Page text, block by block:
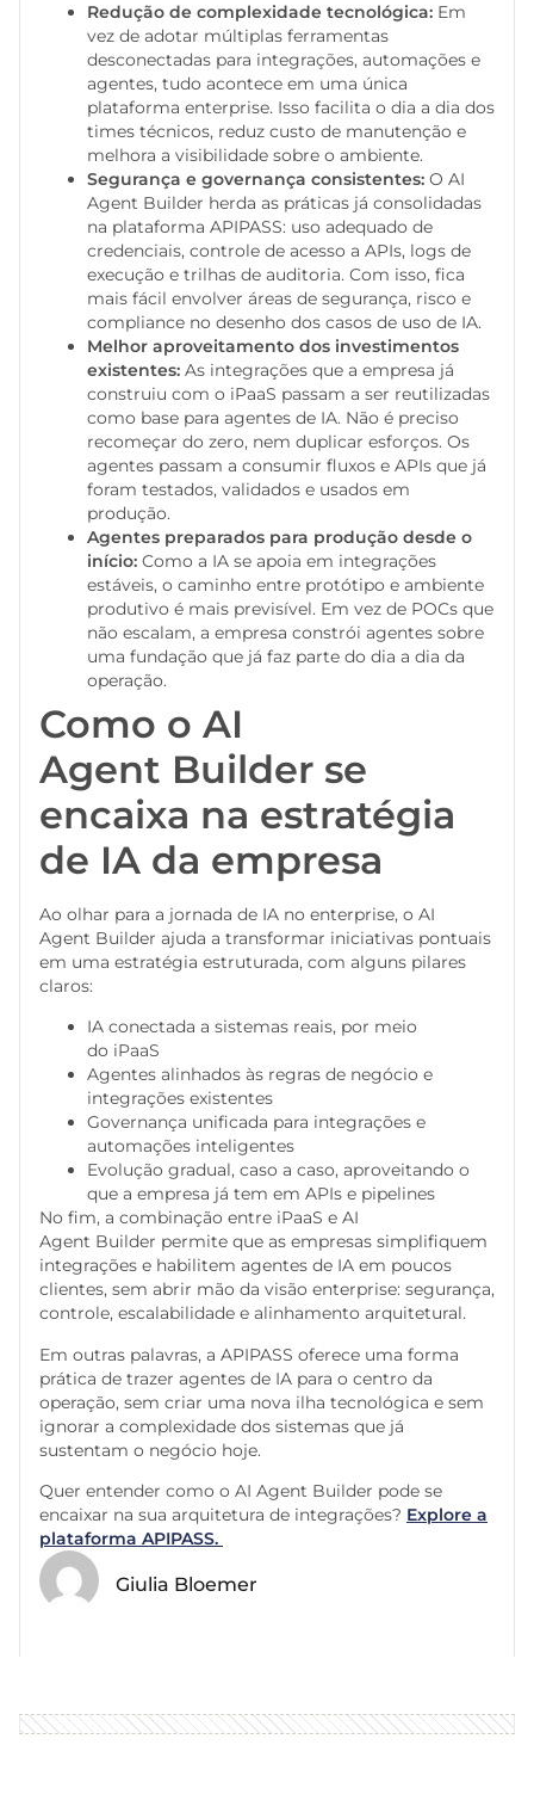
Redução de complexidade tecnológica: Em
vez de adotar múltiplas ferramentas
desconectadas para integrações, automações e
agentes, tudo acontece em uma única
plataforma enterprise. Isso facilita o dia a dia dos
times técnicos, reduz custo de manutenção e
melhora a visibilidade sobre o ambiente.
Segurança e governança consistentes: O AI
Agent Builder herda as práticas já consolidadas
na plataforma APIPASS: uso adequado de
credenciais, controle de acesso a APIs, logs de
execução e trilhas de auditoria. Com isso, fica
mais fácil envolver áreas de segurança, risco e
compliance no desenho dos casos de uso de IA.
Melhor aproveitamento dos investimentos
existentes: As integrações que a empresa já
construiu com o iPaaS passam a ser reutilizadas
como base para agentes de IA. Não é preciso
recomeçar do zero, nem duplicar esforços. Os
agentes passam a consumir fluxos e APIs que já
foram testados, validados e usados em
produção.
Agentes preparados para produção desde o
início: Como a IA se apoia em integrações
estáveis, o caminho entre protótipo e ambiente
produtivo é mais previsível. Em vez de POCs que
não escalam, a empresa constrói agentes sobre
uma fundação que já faz parte do dia a dia da
operação.
Como o AI
Agent Builder se
encaixa na estratégia
de IA da empresa
Ao olhar para a jornada de IA no enterprise, o AI
Agent Builder ajuda a transformar iniciativas pontuais
em uma estratégia estruturada, com alguns pilares
claros:
IA conectada a sistemas reais, por meio
do iPaaS
Agentes alinhados às regras de negócio e
integrações existentes
Governança unificada para integrações e
automações inteligentes
Evolução gradual, caso a caso, aproveitando o
que a empresa já tem em APIs e pipelines
No fim, a combinação entre iPaaS e AI
Agent Builder permite que as empresas simplifiquem
integrações e habilitem agentes de IA em poucos
clientes, sem abrir mão da visão enterprise: segurança,
controle, escalabilidade e alinhamento arquitetural.
Em outras palavras, a APIPASS oferece uma forma
prática de trazer agentes de IA para o centro da
operação, sem criar uma nova ilha tecnológica e sem
ignorar a complexidade dos sistemas que já
sustentam o negócio hoje.
Quer entender como o AI Agent Builder pode se
encaixar na sua arquitetura de integrações? Explore a
plataforma APIPASS.
Giulia Bloemer